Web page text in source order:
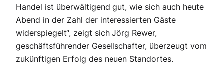
Handel ist überwältigend gut, wie sich auch heute
Abend in der Zahl der interessierten Gäste
widerspiegelt“, zeigt sich Jörg Rewer,
geschäftsführender Gesellschafter, überzeugt vom
zukünftigen Erfolg des neuen Standortes.